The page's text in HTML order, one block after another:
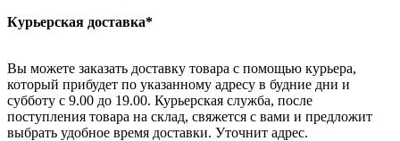
Курьерская доставка*
Вы можете заказать доставку товара с помощью курьера,
который прибудет по указанному адресу в будние дни и
субботу с 9.00 до 19.00. Курьерская служба, после
поступления товара на склад, свяжется с вами и предложит
выбрать удобное время доставки. Уточнит адрес.